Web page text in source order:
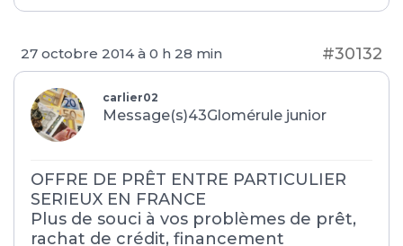
27 octobre 2014 à 0 h 28 min #30132
carlier02
Message(s)43Glomérule junior
OFFRE DE PRÊT ENTRE PARTICULIER
SERIEUX EN FRANCE
Plus de souci à vos problèmes de prêt,
rachat de crédit, financement